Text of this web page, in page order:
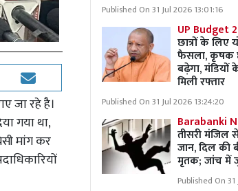
जा रहे है।
गया था,
मांग कर
Published On 31 Jul 2026 13:01:16
UP Budget
छात्रों के लिए
फैसला, कृषक
बढ़ेगा,
मिली रफ्तार
Published On 31 Jul 2026 13:24:20
Barabanki
तीसरी मंजिल
जान, दिल की
मृतक; जांच में
Published On